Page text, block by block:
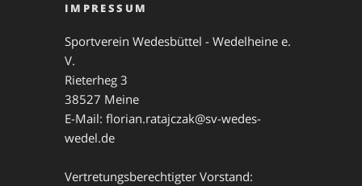
IMPRESSUM
Sportverein Wedesbüttel - Wedelheine e.
V.
Rieterheg 3
38527 Meine
E-Mail: florian.ratajczak@sv-wedes-
wedel.de
Vertretungsberechtigter Vorstand: